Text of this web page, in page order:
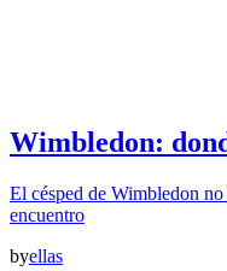
Wimbledon:
El césped de Wimbledon
encuentro
byellas